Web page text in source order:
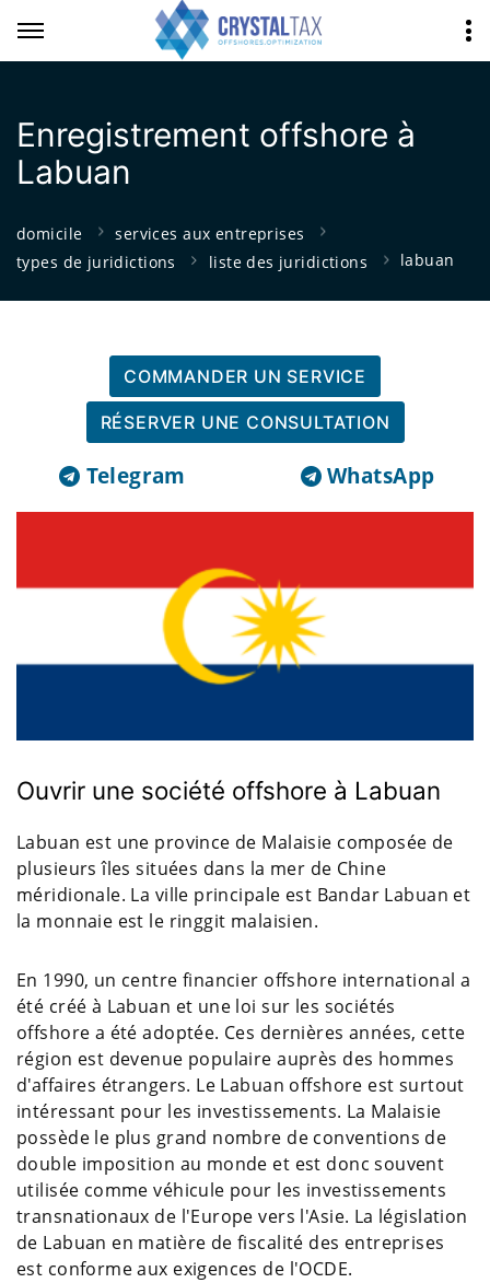
Enregistrement offshore à
Labuan
domicile
services aux entreprises
types de juridictions
liste des juridictions labuan
COMMANDER UN SERVICE
RÉSERVER UNE CONSULTATION
Telegram WhatsApp
Ouvrir une société offshore à Labuan
Labuan est une province de Malaisie composée de
plusieurs îles situées dans la mer de Chine
méridionale. La ville principale est Bandar Labuan et
la monnaie est le ringgit malaisien.
En 1990, un centre financier offshore international a
été créé à Labuan et une loi sur les sociétés
offshore a été adoptée. Ces dernières années, cette
région est devenue populaire auprès des hommes
d'affaires étrangers. Le Labuan offshore est surtout
intéressant pour les investissements. La Malaisie
possède le plus grand nombre de conventions de
double imposition au monde et est donc souvent
utilisée comme véhicule pour les investissements
transnationaux de l'Europe vers l'Asie. La législation
de Labuan en matière de fiscalité des entreprises
est conforme aux exigences de l'OCDE.